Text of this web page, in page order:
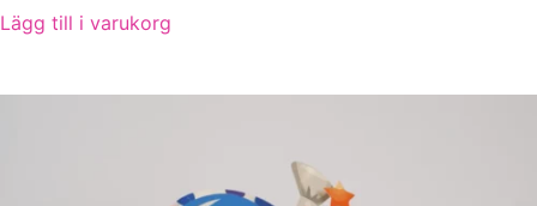
Lägg till i varukorg